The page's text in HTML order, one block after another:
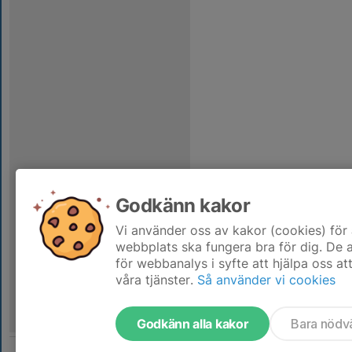
Godkänn kakor
Vi använder oss av kakor (cookies)
webbplats ska fungera bra för dig. De
för webbanalys i syfte att hjälpa oss
våra tjänster. Så använder vi cookies
Godkänn alla kakor Bara